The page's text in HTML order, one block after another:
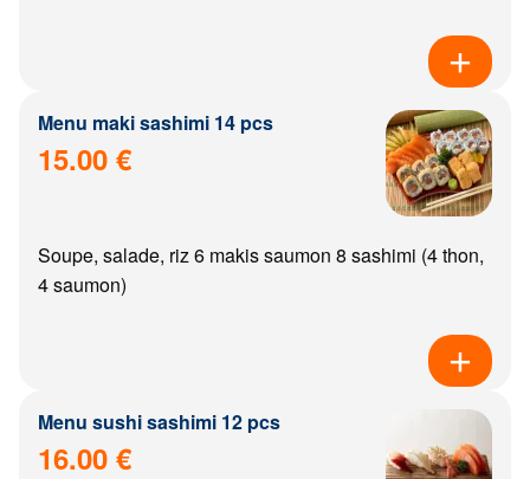
Menu maki sashimi 14 pcs
15.00 €
Soupe, salade, riz 6 makis saumon 8 sashimi (4 thon,
4 saumon)
Menu sushi sashimi 12 pcs
16.00 €